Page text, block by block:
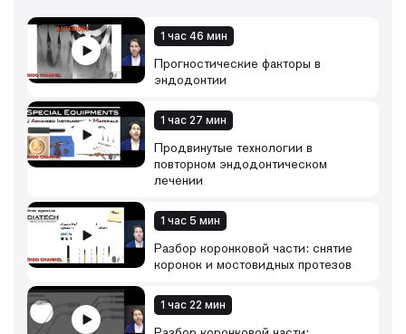
1 час 46 мин
Прогностические факторы в
эндодонтии
1 час 27 мин
Продвинутые технологии в
повторном эндодонтическом
лечении
1 час 5 мин
Разбор коронковой части: снятие
коронок и мостовидных протезов
1 час 22 мин